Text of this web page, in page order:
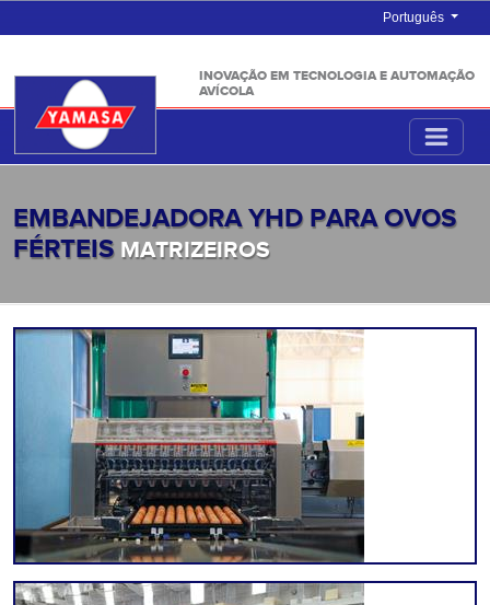
Português
INOVAÇÃO EM TECNOLOGIA E AUTOMAÇÃO
AVÍCOLA
EMBANDEJADORA YHD PARA OVOS
FÉRTEIS MATRIZEIROS